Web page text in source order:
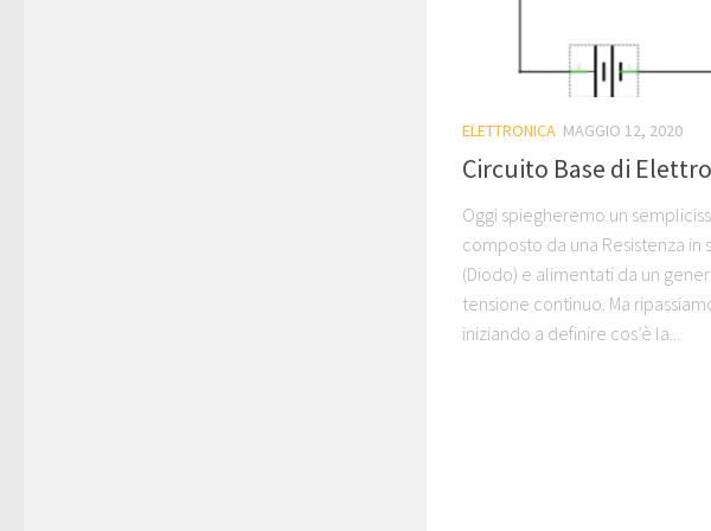
ELETTRONICA MAGGIO 12, 2020
Circuito Base di
Oggi spiegheremo un
composto da una Resistenza in
(Diodo) e alimentati da un
tensione continuo. Ma
iniziando a definire cos’è la...